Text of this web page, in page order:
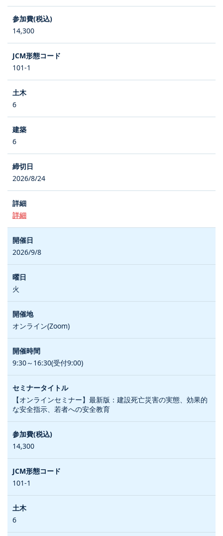
14,300
101-1
6
6
2026/8/24
詳細
2026/9/8
火
オンライン(Zoom)
9:30～16:30(受付9:00)
【オンラインセミナー】最新版：建設死亡災害の実態、効果的
な安全指示、若者への安全教育
14,300
101-1
6